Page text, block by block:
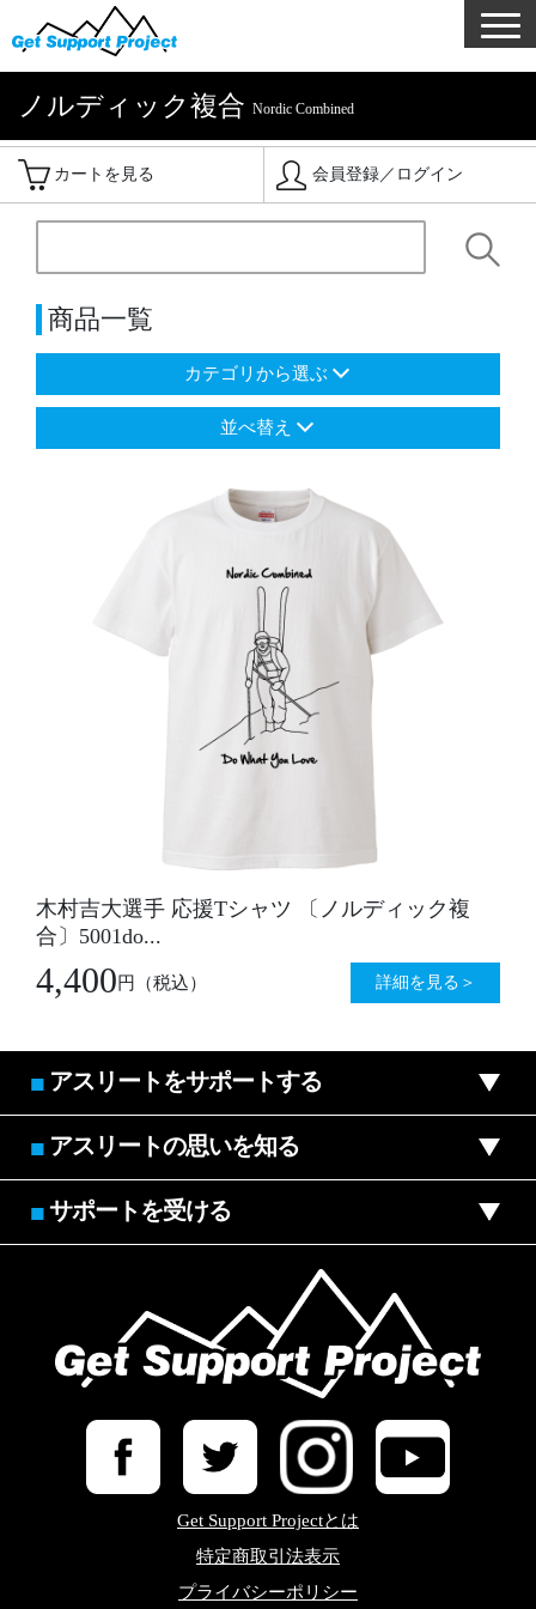
ノルディック複合 Nordic Combined
カートを見る 会員登録／ログイン
商品一覧
カテゴリから選ぶ
並べ替え
木村吉大選手 応援Tシャツ 〔ノルディック複
合〕5001do...
4,400円 （税込） 詳細を見る＞
■ アスリートをサポートする
■ アスリートの思いを知る
■サポートを受ける
Get Support Projectとは
特定商取引法表示
プライバシーポリシー